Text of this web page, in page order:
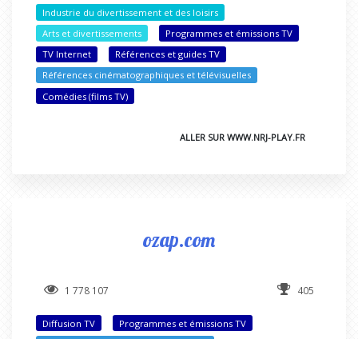
Industrie du divertissement et des loisirs
Arts et divertissements
Programmes et émissions TV
TV Internet
Références et guides TV
Références cinématographiques et télévisuelles
Comédies (films TV)
ALLER SUR WWW.NRJ-PLAY.FR
ozap.com
1 778 107 405
Diffusion TV
Programmes et émissions TV